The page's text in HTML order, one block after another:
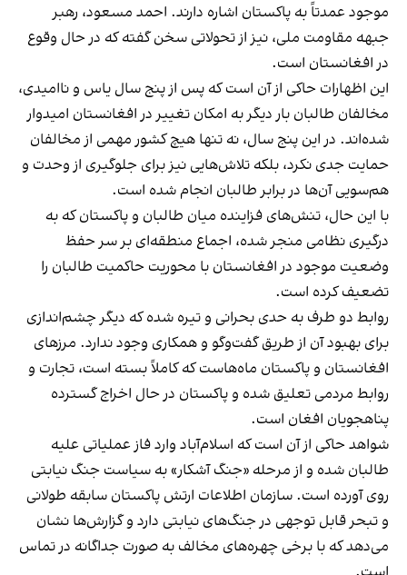
موجود عمدتاً به پاکستان اشاره دارند. احمد مسعود، رهبر
جبهه مقاومت ملی، نیز از تحولاتی سخن گفته که در حال وقوع
در افغانستان است.
این اظهارات حاکی از آن است که پس از پنج سال یاس و ناامیدی،
مخالفان طالبان بار دیگر به امکان تغییر در افغانستان امیدوار
شده‌اند. در این پنج سال، نه تنها هیچ کشور مهمی از مخالفان
حمایت جدی نکرد، بلکه تلاش‌هایی نیز برای جلوگیری از وحدت و
هم‌سویی آن‌ها در برابر طالبان انجام شده است.
با این حال، تنش‌های فزاینده میان طالبان و پاکستان که به
درگیری‌ نظامی منجر شده، اجماع منطقه‌ای بر سر حفظ
وضعیت موجود در افغانستان با محوریت حاکمیت طالبان را
تضعیف کرده است.
روابط دو طرف به حدی بحرانی و تیره شده که دیگر چشم‌اندازی
برای بهبود آن از طریق گفت‌وگو و همکاری وجود ندارد. مرزهای
افغانستان و پاکستان ماه‌هاست که کاملاً بسته است، تجارت و
روابط مردمی تعلیق شده و پاکستان در حال اخراج گسترده
پناهجویان افغان است.
شواهد حاکی از آن است که اسلام‌آباد وارد فاز عملیاتی علیه
طالبان شده و از مرحله «جنگ آشکار» به سیاست جنگ نیابتی
روی آورده است. سازمان اطلاعات ارتش پاکستان سابقه طولانی
و تبحر قابل توجهی در جنگ‌های نیابتی دارد و گزارش‌ها نشان
می‌دهد که با برخی چهره‌های مخالف به صورت جداگانه در تماس